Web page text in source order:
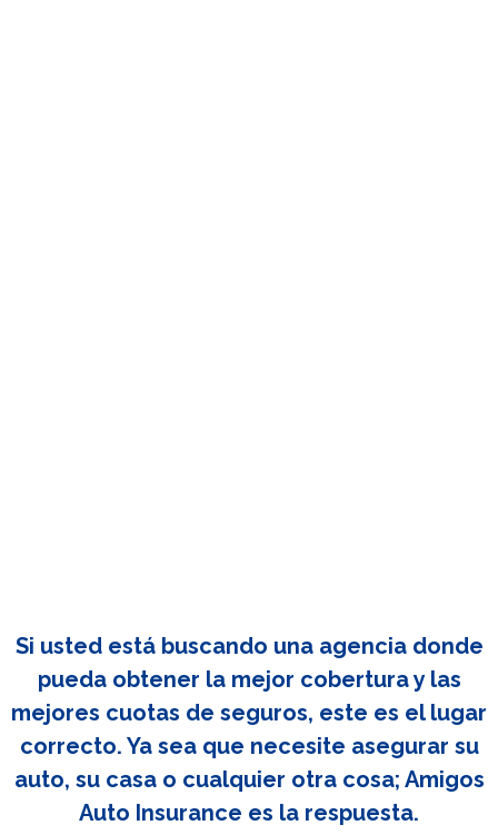
Si usted está buscando una agencia donde
pueda obtener la mejor cobertura y las
mejores cuotas de seguros, este es el lugar
correcto. Ya sea que necesite asegurar su
auto, su casa o cualquier otra cosa; Amigos
Auto Insurance es la respuesta.